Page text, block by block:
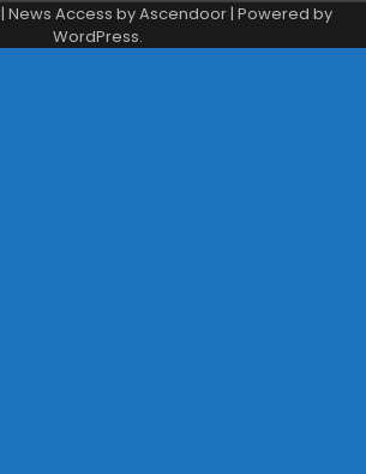
| News Access byAscendoor| Powered by
WordPress.